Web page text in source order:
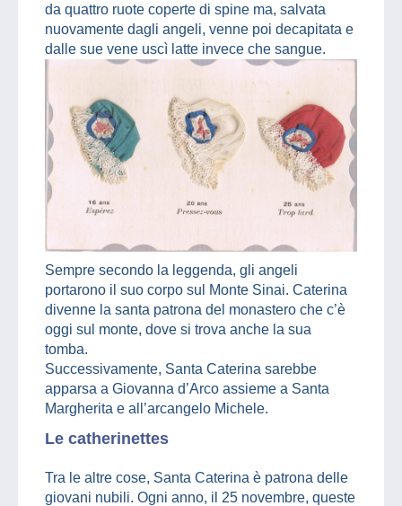
da quattro ruote coperte di spine ma, salvata
nuovamente dagli angeli, venne poi decapitata e
dalle sue vene uscì latte invece che sangue.
Sempre secondo la leggenda, gli angeli
portarono il suo corpo sul Monte Sinai. Caterina
divenne la santa patrona del monastero che c’è
oggi sul monte, dove si trova anche la sua
tomba.
Successivamente, Santa Caterina sarebbe
apparsa a Giovanna d’Arco assieme a Santa
Margherita e all’arcangelo Michele.
Le catherinettes
Tra le altre cose, Santa Caterina è patrona delle
giovani nubili. Ogni anno, il 25 novembre, queste